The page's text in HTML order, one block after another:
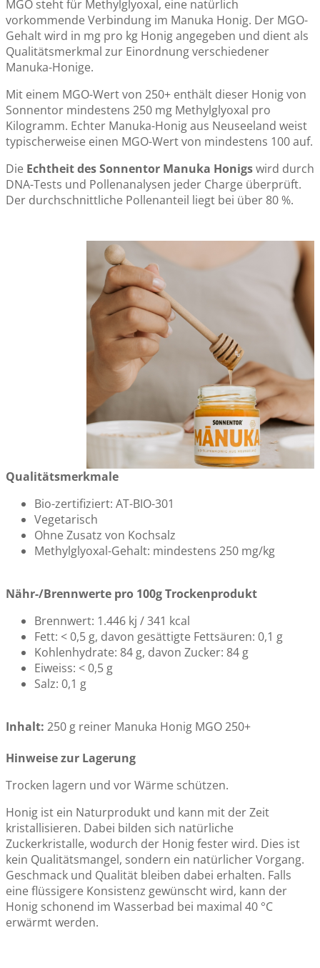
MGO steht für Methylglyoxal, eine natürlich
vorkommende Verbindung im Manuka Honig. Der MGO-
Gehalt wird in mg pro kg Honig angegeben und dient als
Qualitätsmerkmal zur Einordnung verschiedener
Manuka-Honige.
Mit einem MGO-Wert von 250+ enthält dieser Honig von
Sonnentor mindestens 250 mg Methylglyoxal pro
Kilogramm. Echter Manuka-Honig aus Neuseeland weist
typischerweise einen MGO-Wert von mindestens 100 auf.
Die Echtheit des Sonnentor Manuka Honigswird durch
DNA-Tests und Pollenanalysen jeder Charge überprüft.
Der durchschnittliche Pollenanteil liegt bei über 80 %.
Qualitätsmerkmale
Bio-zertifiziert: AT-BIO-301
Vegetarisch
Ohne Zusatz von Kochsalz
Methylglyoxal-Gehalt: mindestens 250 mg/kg
Nähr-/Brennwerte pro 100g Trockenprodukt
Brennwert: 1.446 kj / 341 kcal
Fett: < 0,5 g, davon gesättigte Fettsäuren: 0,1 g
Kohlenhydrate: 84 g, davon Zucker: 84 g
Eiweiss: < 0,5 g
Salz: 0,1 g
Inhalt: 250 g reiner Manuka Honig MGO 250+
Hinweise zur Lagerung
Trocken lagern und vor Wärme schützen.
Honig ist ein Naturprodukt und kann mit der Zeit
kristallisieren. Dabei bilden sich natürliche
Zuckerkristalle, wodurch der Honig fester wird. Dies ist
kein Qualitätsmangel, sondern ein natürlicher Vorgang.
Geschmack und Qualität bleiben dabei erhalten. Falls
eine flüssigere Konsistenz gewünscht wird, kann der
Honig schonend im Wasserbad bei maximal 40 °C
erwärmt werden.